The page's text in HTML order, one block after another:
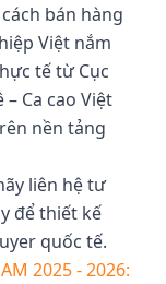
bán hàng
Việt nắm
tế từ Cục
Ca cao Việt
nền tảng
liên hệ tư
để thiết kế
quốc tế.
2025 - 2026: